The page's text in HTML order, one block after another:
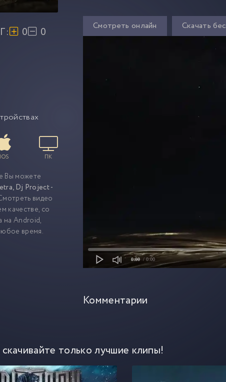
0 0
IOS ПК
Вы можете
Dj Project -
видео
качестве, со
на Android,
время.
Смотреть онлайн Скачать
0:00 / 0:00
Комментарии
только лучшие клипы!